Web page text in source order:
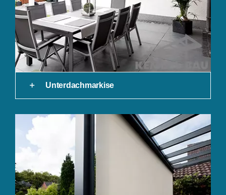
Unterdachmarkise